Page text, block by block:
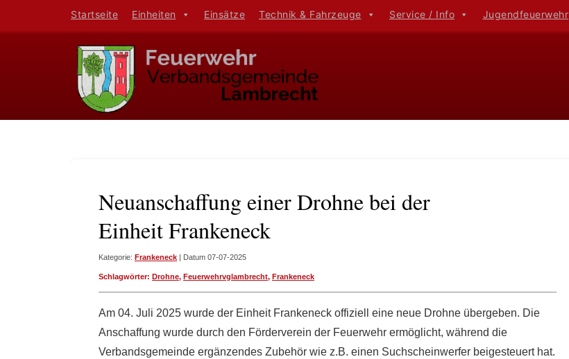
Startseite Einheiten Einsätze Technik & Fahrzeuge Service / Info Jugendfeuerwehr
Neuanschaffung einer Drohne bei der
Einheit Frankeneck
Kategorie: Frankeneck | Datum 07-07-2025
Schlagwörter: Drohne, Feuerwehrvglambrecht, Frankeneck
Am 04. Juli 2025 wurde der Einheit Frankeneck offiziell eine neue Drohne übergeben. Die
Anschaffung wurde durch den Förderverein der Feuerwehr ermöglicht, während die
Verbandsgemeinde ergänzendes Zubehör wie z.B. einen Suchscheinwerfer beigesteuert hat.